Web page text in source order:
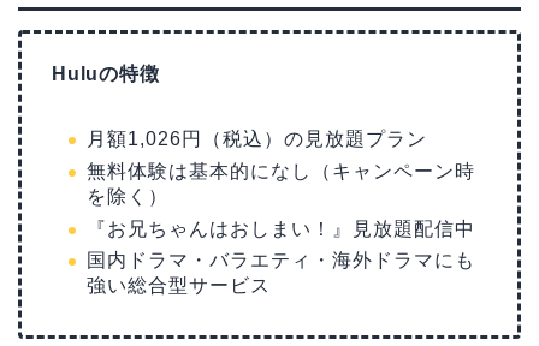
Huluの特徴
月額1,026円（税込）の見放題プラン
無料体験は基本的になし（キャンペーン時
を除く）
『お兄ちゃんはおしまい！』見放題配信中
国内ドラマ・バラエティ・海外ドラマにも
強い総合型サービス